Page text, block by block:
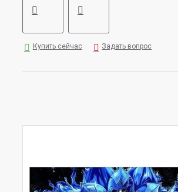
Купить сейчас Задать вопрос